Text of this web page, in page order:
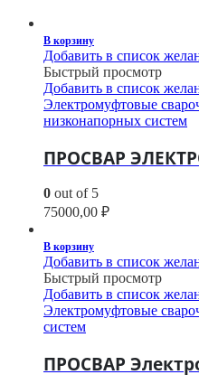
В корзину
Добавить в список
Быстрый просмотр
Добавить в список
Электромуфтовые
низконапорных систем
ПРОСВАР
0 out of 5
75000,00 ₽
В корзину
Добавить в список
Быстрый просмотр
Добавить в список
Электромуфтовые
систем
ПРОСВАР